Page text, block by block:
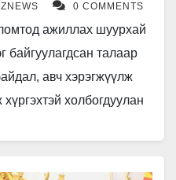
0 COMMENTS
ажиллах шуурхай
талаар
авч хэрэгжүүлж
холбогдуулан